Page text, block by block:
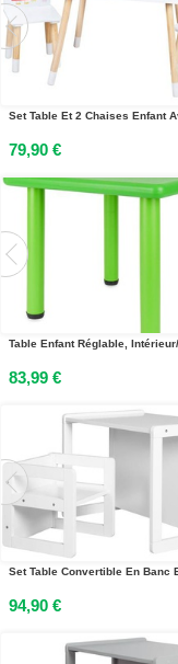
79,90 €
83,99 €
94,90 €